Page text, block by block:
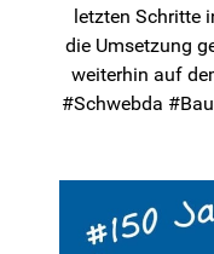
letzten Schritte
die Umsetzung
weiterhin auf
#Schwebda